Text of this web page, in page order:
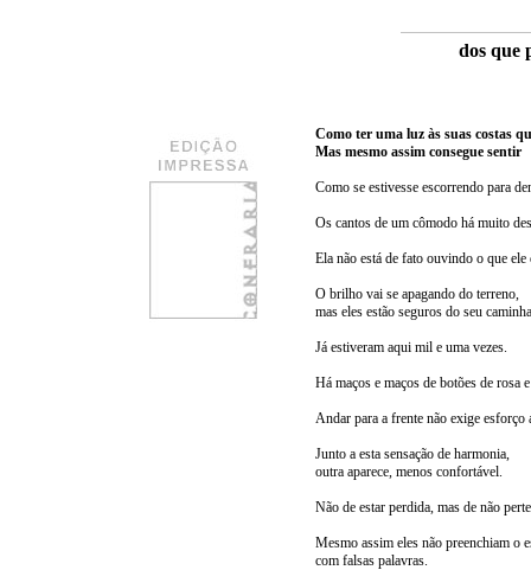
dos que
Como ter uma luz às suas costas
Mas mesmo assim consegue sentir
Como se estivesse escorrendo para
Os cantos de um cômodo há muito
Ela não está de fato ouvindo o que ele
O brilho vai se apagando do terreno,
mas eles estão seguros do seu
Já estiveram aqui mil e uma vezes.
Há maços e maços de botões de rosa
Andar para a frente não exige esforço
Junto a esta sensação de harmonia,
outra aparece, menos confortável.
Não de estar perdida, mas de não
Mesmo assim eles não preenchiam o
com falsas palavras.